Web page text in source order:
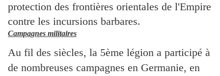
protection des frontières orientales de l'Empire
contre les incursions barbares.
Campagnes militaires
Au fil des siècles, la 5ème légion a participé à
de nombreuses campagnes en Germanie, en